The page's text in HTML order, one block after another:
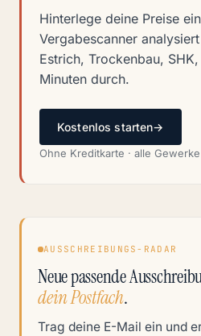
Hinterlege deine Preise
Vergabescanner
Estrich, Trockenbau,
Minuten durch.
Kostenlos starten→
Ohne Kreditkarte · alle Gewerke
AUSSCHREIBUNGS-RADAR
Neue passende
dein Postfach.
Trag deine E-Mail ein und